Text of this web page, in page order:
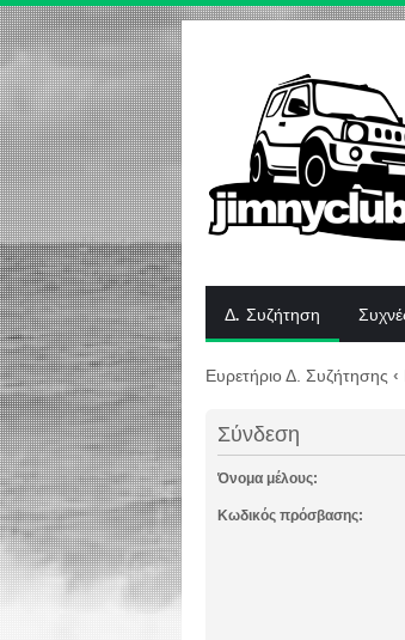
Δ. Συζήτηση
Ευρετήριο Δ. Συζήτησης ‹
Σύνδεση
Όνομα μέλους:
Κωδικός πρόσβασης: